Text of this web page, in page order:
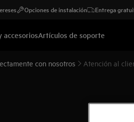
Opciones de instalación Entrega
accesoriosArtículos de soporte
con nosotros Atención al